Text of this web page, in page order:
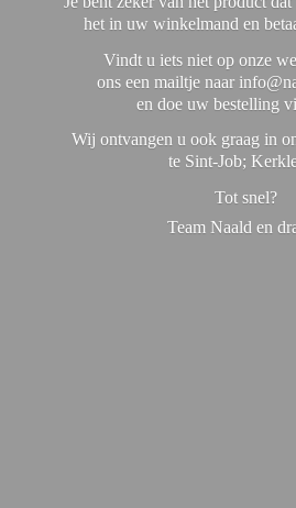
het in uw winkelmand en
Vindt u iets niet op onze
ons een mailtje naar
en doe uw bestelling
Wij ontvangen u ook graag in
te Sint-Job;
Tot snel?
Team Naald en